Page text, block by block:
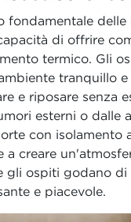
fondamentale delle
di offrire
termico. Gli
tranquillo e
e riposare senza
esterni o dalle
con isolamento
a creare
gli ospiti godano di
e piacevole.